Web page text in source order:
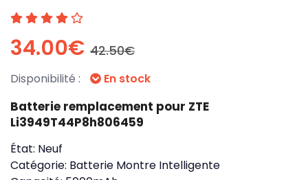
34.00€ 42.50€
Disponibilité : En stock
Batterie remplacement pour ZTE
Li3949T44P8h806459
État: Neuf
Catégorie: Batterie Montre Intelligente